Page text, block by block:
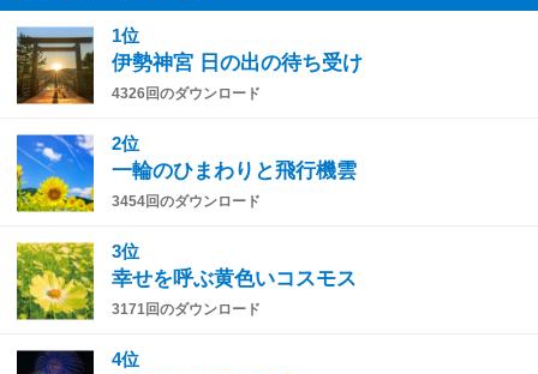
1位
伊勢神宮 日の出の待ち受け
4326回のダウンロード
2位
一輪のひまわりと飛行機雲
3454回のダウンロード
3位
幸せを呼ぶ黄色いコスモス
3171回のダウンロード
4位